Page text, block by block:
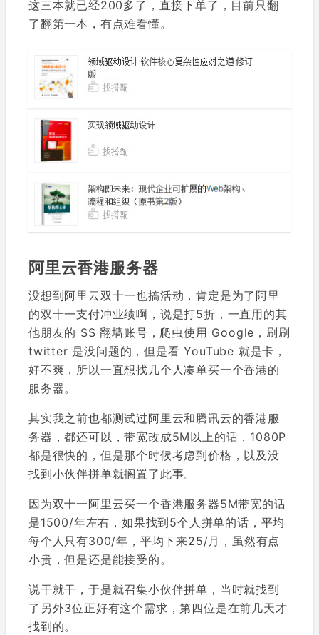
这三本就已经200多了，直接下单了，目前只翻
了翻第一本，有点难看懂。
阿里云香港服务器
没想到阿里云双十一也搞活动，肯定是为了阿里
的双十一支付冲业绩啊，说是打5折，一直用的其
他朋友的 SS 翻墙账号，爬虫使用 Google，刷刷
twitter 是没问题的，但是看 YouTube 就是卡，
好不爽，所以一直想找几个人凑单买一个香港的
服务器。
其实我之前也都测试过阿里云和腾讯云的香港服
务器，都还可以，带宽改成5M以上的话，1080P
都是很快的，但是那个时候考虑到价格，以及没
找到小伙伴拼单就搁置了此事。
因为双十一阿里云买一个香港服务器5M带宽的话
是1500/年左右，如果找到5个人拼单的话，平均
每个人只有300/年，平均下来25/月，虽然有点
小贵，但是还是能接受的。
说干就干，于是就召集小伙伴拼单，当时就找到
了另外3位正好有这个需求，第四位是在前几天才
找到的。